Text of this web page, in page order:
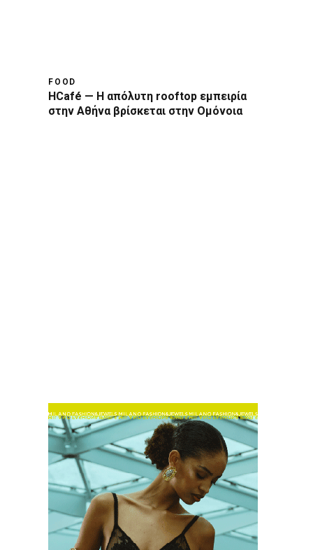
FOOD
HCafé — Η απόλυτη rooftop εμπειρία
στην Αθήνα βρίσκεται στην Ομόνοια